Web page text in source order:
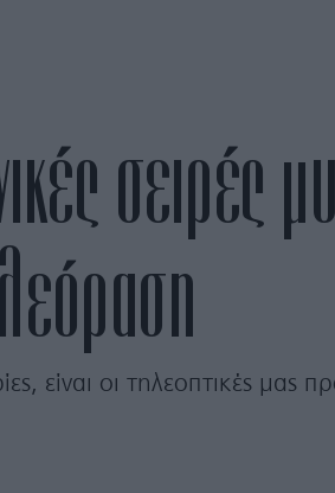
σειρές
είναι οι τηλεοπτικές μας